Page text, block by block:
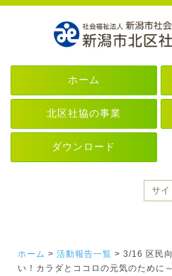
ホーム
北区社協の事業
ダウンロード
ホーム > 活動報告一覧 > 3/16 区民
い！カラダとココロの元気のために